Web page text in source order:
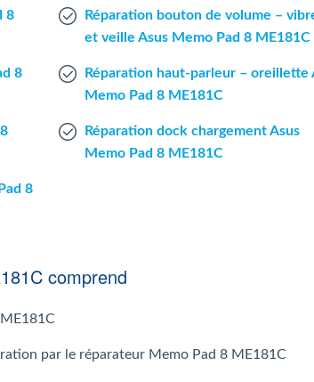
8
8
8
Réparation bouton de volume –
et veille Asus Memo Pad 8 ME181C
Réparation haut-parleur – oreillette
Memo Pad 8 ME181C
Réparation dock chargement Asus
Memo Pad 8 ME181C
comprend
par le réparateur Memo Pad 8 ME181C